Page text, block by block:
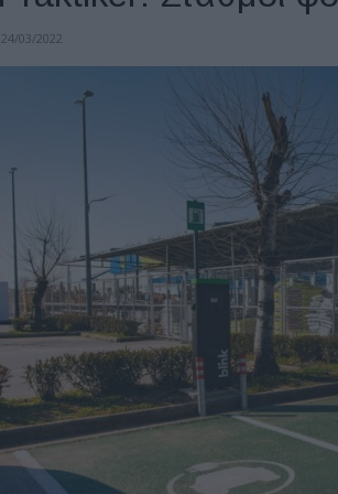
24/03/2022